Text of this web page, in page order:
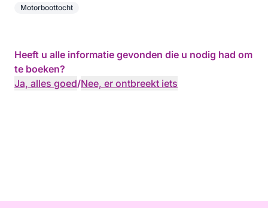
Motorboottocht
Heeft u alle informatie gevonden die u nodig had om
te boeken?
Ja, alles goed/Nee, er ontbreekt iets